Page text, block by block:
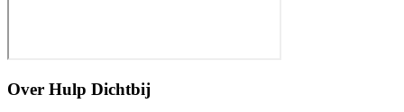
Over Hulp Dichtbij